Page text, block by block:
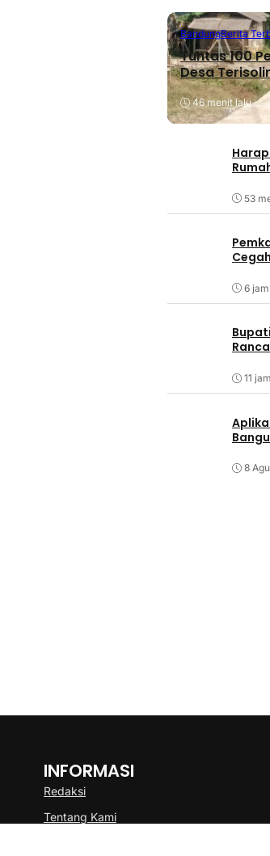
BandungBerita
Tuntas 100
Desa Terisolir
46 menit lalu
53
6
11
8
INFORMASI
Redaksi
Tentang Kami